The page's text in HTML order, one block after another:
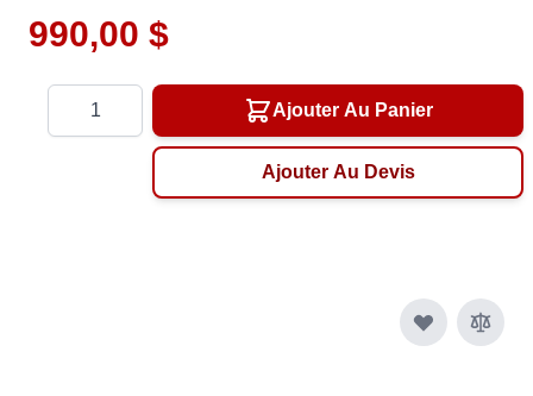
990,00 $
Ajouter Au Panier
Ajouter Au Devis